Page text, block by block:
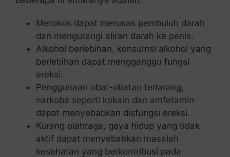
Merokok dapat merusak pembuluh darah
dan mengurangi aliran darah ke penis.
Alkohol berlebihan, konsumsi alkohol yang
berlebihan dapat mengganggu fungsi
ereksi.
Penggunaan obat-obatan terlarang,
narkoba seperti kokain dan amfetamin
dapat menyebabkan disfungsi ereksi.
Kurang olahraga, gaya hidup yang tidak
aktif dapat menyebabkan masalah
kesehatan yang berkontribusi pada